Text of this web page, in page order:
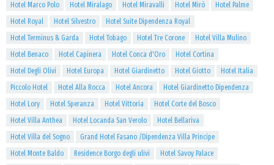
Hotel Marco Polo
Hotel Miralago Hotel Miravalli Hotel Mirò
Hotel Palme
Hotel Royal
Hotel Silvestro
Hotel Suite Dipendenza Royal
Hotel Terminus & Garda
Hotel Tobago Hotel Tre Corone
Hotel Villa Mulino
Hotel Benaco
Hotel Capinera Hotel Conca d'Oro
Hotel Cortina
Hotel Degli Olivi
Hotel Europa Hotel Giardinetto Hotel Giotto
Hotel Italia
Piccolo Hotel
Hotel Alla Rocca Hotel Ancora
Hotel Giardinetto Dipendenza
Hotel Lory
Hotel Speranza Hotel Vittoria
Hotel Corte del Bosco
Hotel Villa Anthea
Hotel Locanda San Verolo
Hotel Bellariva
Hotel Villa del Sogno
Grand Hotel Fasano /Dipendenza Villa Principe
Hotel Monte Baldo
Residence Borgo degli ulivi
Hotel Savoy Palace